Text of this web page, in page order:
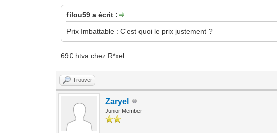
filou59 a écrit :
Prix Imbattable : C'est quoi le prix justement ?
69€ htva chez R*xel
Trouver
Zaryel
Junior Member